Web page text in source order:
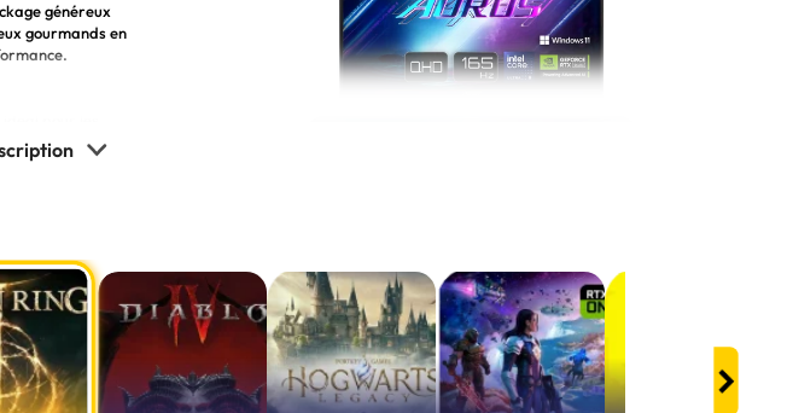
généreux
gourmands en
vos
un
les
sa